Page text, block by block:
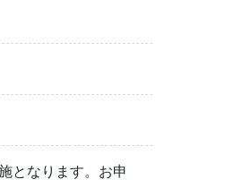
となります。お申